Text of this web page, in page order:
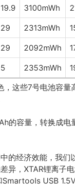
3100mWh
2313mWh
2092mWh
2353mWh
，这些7号电池容
的容量，转换成电
的经济效能，我
异，XTAR锂离子
USB